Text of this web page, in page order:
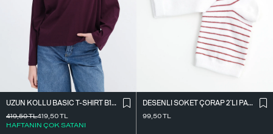
UZUN KOLLU BASIC T-SHIRT B10571
419,50TL
HAFTANIN ÇOK SATANI
419,50TL
DESENLI SOKET ÇORAP 2`LI PAKET ÇRP3014
99,50TL